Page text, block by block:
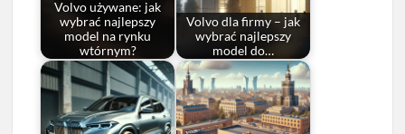
Volvo używane: jak
wybrać najlepszy
model na rynku
wtórnym?
Volvo dla firmy – jak
wybrać najlepszy
model do…